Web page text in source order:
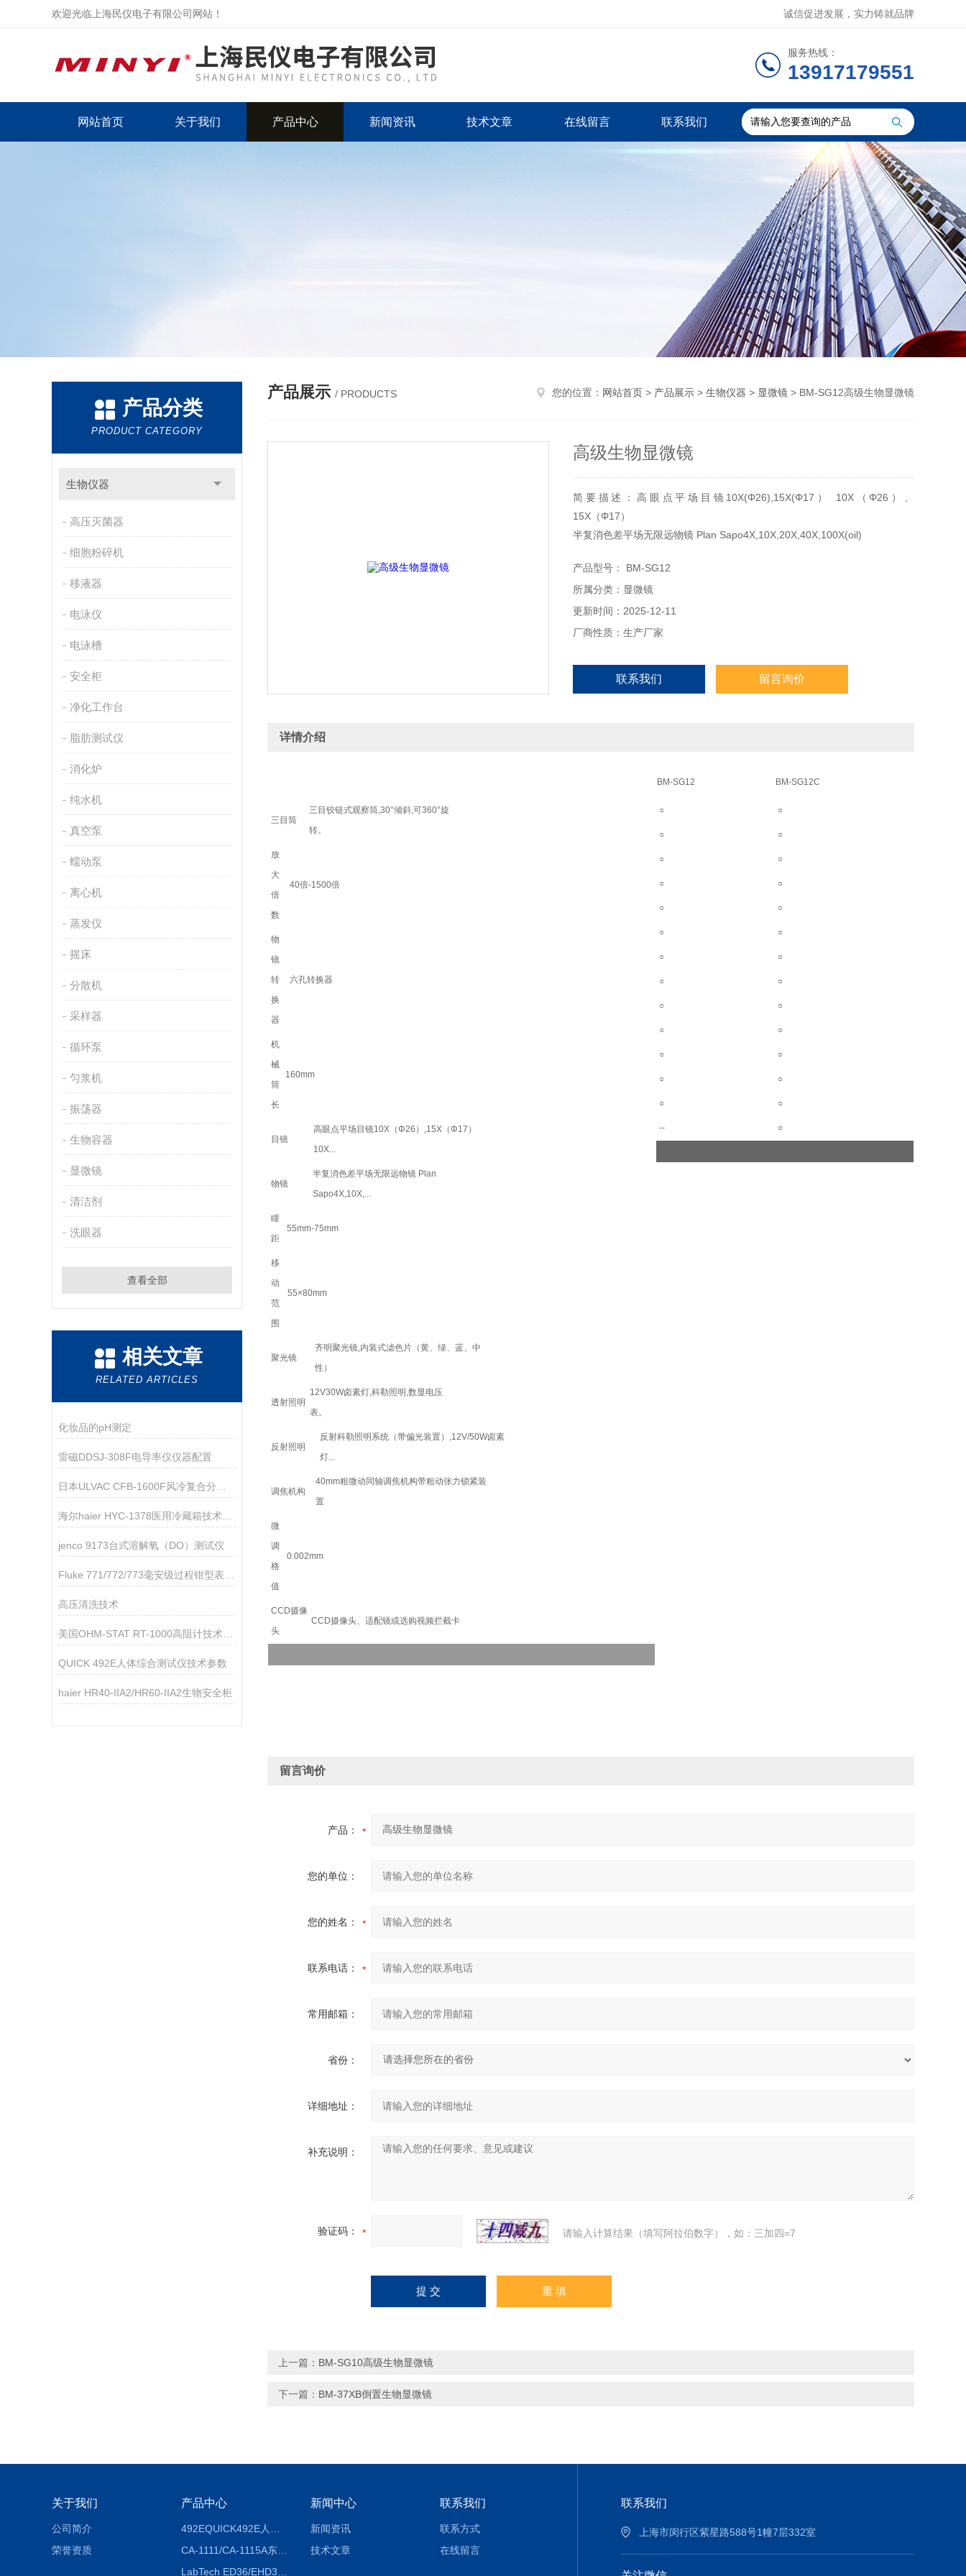
欢迎光临上海民仪电子有限公司网站！ 诚信促进发展，实力铸就品牌
服务热线：
13917179551
网站首页 关于我们 产品中心 新闻资讯 技术文章 在线留言 联系我们
产品分类
PRODUCT CATEGORY
生物仪器
高压灭菌器
细胞粉碎机
移液器
电泳仪
电泳槽
安全柜
净化工作台
脂肪测试仪
消化炉
纯水机
真空泵
蠕动泵
离心机
蒸发仪
摇床
分散机
采样器
循环泵
匀浆机
振荡器
生物容器
显微镜
清洁剂
洗眼器
查看全部
相关文章
RELATED ARTICLES
化妆品的pH测定
雷磁DDSJ-308F电导率仪仪器配置
海尔haier HYC-1378医用冷藏箱技术资料
jenco 9173台式溶解氧（DO）测试仪
高压清洗技术
美国OHM-STAT RT-1000高阻计技术参数
QUICK 492E人体综合测试仪技术参数
haier HR40-IIA2/HR60-IIA2生物安全柜
产品展示 / PRODUCTS 您的位置： 网站首页 > 产品展示 > 生物仪器 > 显微镜 > BM-SG12高级生物显微镜
高级生物显微镜
简要描述：高眼点平场目镜10X(Φ26),15X(Φ17） 10X（Φ26）、
15X（Φ17）
半复消色差平场无限远物镜 Plan Sapo4X,10X,20X,40X,100X(oil)
产品型号： BM-SG12
所属分类：显微镜
更新时间：2025-12-11
厂商性质：生产厂家
联系我们 留言询价
详情介绍
三目筒
三目铰链式观察筒,30°倾斜,可360°旋
转。
放
大
倍
数
40倍-1500倍
物
镜
转
换
器
六孔转换器
机
械
筒
长
160mm
目镜
高眼点平场目镜10X（Φ26）,15X（Φ17）
10X...
物镜
半复消色差平场无限远物镜 Plan
Sapo4X,10X,...
瞳
距
55mm-75mm
移
动
范
围
55×80mm
聚光镜
齐明聚光镜,内装式滤色片（黄、绿、蓝、中
性）
透射照明
12V30W卤素灯,科勒照明,数显电压
表。
反射照明
反射科勒照明系统（带偏光装置）,12V/50W卤素
灯...
调焦机构
40mm粗微动同轴调焦机构带粗动张力锁紧装
置
微
调
格
值
0.002mm
CCD摄像
头
CCD摄像头、适配镜或选购视频拦截卡
BM-SG12
○
○
○
○
○
○
○
○
○
○
○
○
○
--
BM-SG12C
○
○
○
○
○
○
○
○
○
○
○
○
○
○
留言询价
产品：
您的单位：
您的姓名：
联系电话：
常用邮箱：
省份：
详细地址：
补充说明：
验证码： 请输入计算结果（填写阿拉伯数字），如：三加四=7
上一篇： BM-SG10高级生物显微镜
下一篇： BM-37XB倒置生物显微镜
关于我们
公司简介
荣誉资质
产品中心
CA-1111/CA-1115A东京理化EYELA CA-1111/CA-1115A冷却水循环装置
新闻中心
新闻资讯
技术文章
联系我们
联系方式
在线留言
联系我们
上海市闵行区紫星路588号1幢7层332室